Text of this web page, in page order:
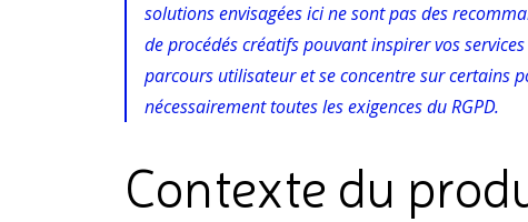
solutions envisagées ici ne sont pas des
de procédés créatifs pouvant inspirer vos
parcours utilisateur et se concentre sur certains
nécessairement toutes les exigences du RGPD.
Contexte du